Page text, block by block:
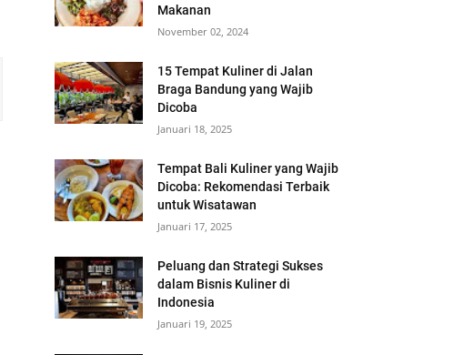
Makanan
November 02, 2024
15 Tempat Kuliner di Jalan
Braga Bandung yang Wajib
Dicoba
Januari 18, 2025
Tempat Bali Kuliner yang Wajib
Dicoba: Rekomendasi Terbaik
untuk Wisatawan
Januari 17, 2025
Peluang dan Strategi Sukses
dalam Bisnis Kuliner di
Indonesia
Januari 19, 2025